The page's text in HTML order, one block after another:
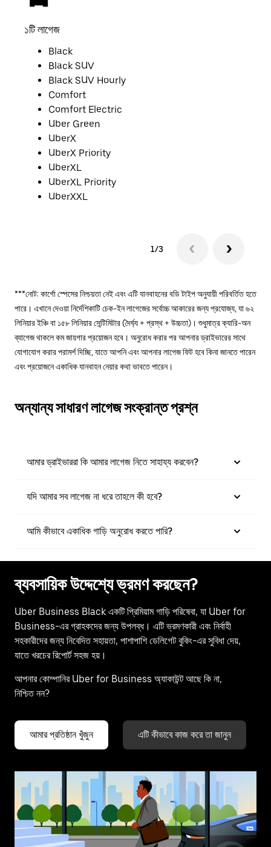
১টি লাগেজ
Black
Black SUV
Black SUV Hourly
Comfort
Comfort Electric
Uber Green
UberX
UberX Priority
UberXL
UberXL Priority
UberXXL
1/3
***নোট: কার্গো স্পেসের নিশ্চয়তা নেই এবং এটি যানবাহনের বডি টাইপ অনুযায়ী পরিবর্তিত হতে
পারে। এখানে দেওয়া নির্দেশিকাটি চেক-ইন লাগেজের সর্বোচ্চ আকারের জন্য প্রযোজ্য, যা ৬২
লিনিয়ার ইঞ্চি বা ১৫৮ লিনিয়ার সেন্টিমিটার (দৈর্ঘ্য + প্রস্থ + উচ্চতা)। শুধুমাত্র ক্যারি-অন
ব্যাগেজ থাকলে কম জায়গার প্রয়োজন হবে। অনুরোধ করার পর আপনার ড্রাইভারের সাথে
যোগাযোগ করার পরামর্শ দিচ্ছি, যাতে আপনি এবং আপনার লাগেজ ফিট হবে কিনা জানতে পারেন
এবং প্রয়োজনে একাধিক যানবাহন নেয়ার কথা ভাবতে পারেন।
অন্যান্য সাধারণ লাগেজ সংক্রান্ত প্রশ্ন
আমার ড্রাইভাররা কি আমার লাগেজ নিতে সাহায্য করবেন?
যদি আমার সব লাগেজ না ধরে তাহলে কী হবে?
আমি কীভাবে একাধিক গাড়ি অনুরোধ করতে পারি?
ব্যবসায়িক উদ্দেশ্যে ভ্রমণ করছেন?
Uber Business Black একটি প্রিমিয়াম গাড়ি পরিষেবা, যা Uber for
Business-এর গ্রাহকদের জন্য উপলব্ধ। এটি ভ্রমণকারী এবং নির্বাহী
সহকারীদের জন্য নিবেদিত সহায়তা, পাশাপাশি ডেলিগেট বুকিং-এর সুবিধা দেয়,
যাতে খরচের রিপোর্ট সহজ হয়।
আপনার কোম্পানির Uber for Business অ্যাকাউন্ট আছে কি না,
নিশ্চিত নন?
আমার প্রতিষ্ঠান খুঁজুন এটি কীভাবে কাজ করে তা জানুন